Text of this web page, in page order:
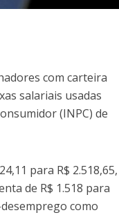
com carteira
salariais usadas
(INPC) de
para R$ 2.518,65,
de R$ 1.518 para
como